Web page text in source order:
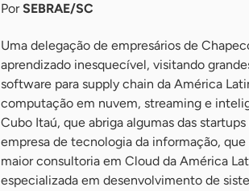
PorSEBRAE/SC
Uma delegação de empresários de
aprendizado inesquecível, visitando
software para supply chain da América
computação em nuvem, streaming e
Cubo Itaú, que abriga algumas das
empresa de tecnologia da informação,
maior consultoria em Cloud da América
especializada em desenvolvimento de